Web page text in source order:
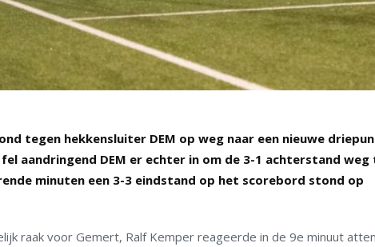
tegen hekkensluiter DEM op weg naar een nieuwe
aandringend DEM er echter in om de 3-1 achterstand weg
minuten een 3-3 eindstand op het scorebord stond op
raak voor Gemert, Ralf Kemper reageerde in de 9e minuut